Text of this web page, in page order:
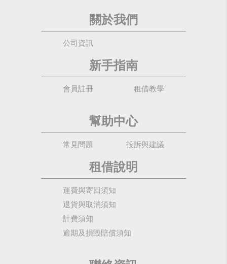
關於我們
公司資訊
新手指南
會員註冊 租借教學
幫助中心
常見問題 投訴與建議
租借說明
運費與寄回須知
退貨與取消須知
計費須知
逾期及損毀賠償須知